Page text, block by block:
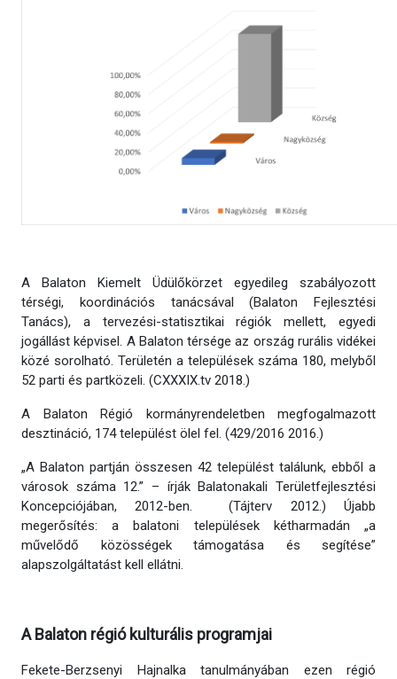
A Balaton Kiemelt Üdülőkörzet egyedileg szabályozott
térségi, koordinációs tanácsával (Balaton Fejlesztési
Tanács), a tervezési-statisztikai régiók mellett, egyedi
jogállást képvisel. A Balaton térsége az ország rurális vidékei
közé sorolható. Területén a települések száma 180, melyből
52 parti és partközeli. (CXXXIX.tv 2018.)
A Balaton Régió kormányrendeletben megfogalmazott
desztináció, 174 települést ölel fel. (429/2016 2016.)
„A Balaton partján összesen 42 települést találunk, ebből a
városok száma 12.” – írják Balatonakali Területfejlesztési
Koncepciójában, 2012-ben. (Tájterv 2012.) Újabb
megerősítés: a balatoni települések kétharmadán „a
művelődő közösségek támogatása és segítése”
alapszolgáltatást kell ellátni.
A Balaton régió kulturális programjai
Fekete-Berzsenyi Hajnalka tanulmányában ezen régió